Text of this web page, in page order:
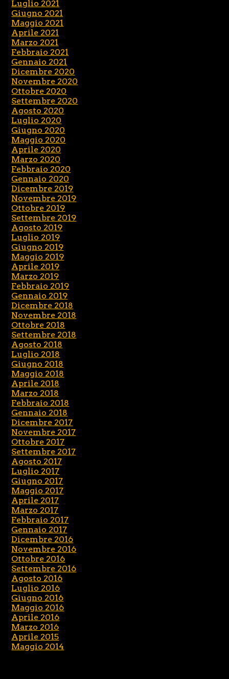
Luglio 2021
Giugno 2021
Maggio 2021
Aprile 2021
Marzo 2021
Febbraio 2021
Gennaio 2021
Dicembre 2020
Novembre 2020
Ottobre 2020
Settembre 2020
Agosto 2020
Luglio 2020
Giugno 2020
Maggio 2020
Aprile 2020
Marzo 2020
Febbraio 2020
Gennaio 2020
Dicembre 2019
Novembre 2019
Ottobre 2019
Settembre 2019
Agosto 2019
Luglio 2019
Giugno 2019
Maggio 2019
Aprile 2019
Marzo 2019
Febbraio 2019
Gennaio 2019
Dicembre 2018
Novembre 2018
Ottobre 2018
Settembre 2018
Agosto 2018
Luglio 2018
Giugno 2018
Maggio 2018
Aprile 2018
Marzo 2018
Febbraio 2018
Gennaio 2018
Dicembre 2017
Novembre 2017
Ottobre 2017
Settembre 2017
Agosto 2017
Luglio 2017
Giugno 2017
Maggio 2017
Aprile 2017
Marzo 2017
Febbraio 2017
Gennaio 2017
Dicembre 2016
Novembre 2016
Ottobre 2016
Settembre 2016
Agosto 2016
Luglio 2016
Giugno 2016
Maggio 2016
Aprile 2016
Marzo 2016
Aprile 2015
Maggio 2014